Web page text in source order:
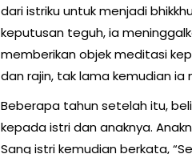
dari istriku untuk menjadi
keputusan teguh, ia
memberikan objek meditasi
dan rajin, tak lama kemudian
Beberapa tahun setelah itu,
kepada istri dan anaknya.
Sang istri kemudian berkata,